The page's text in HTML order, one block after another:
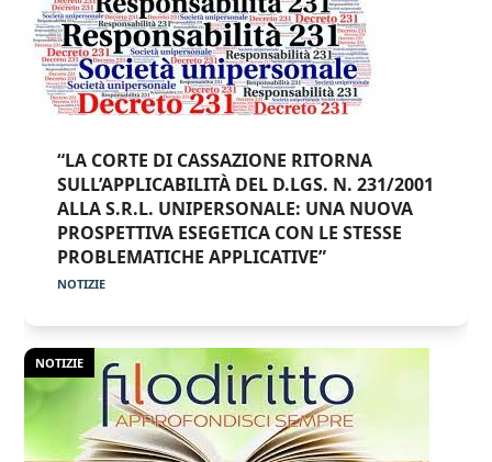
“LA CORTE DI CASSAZIONE RITORNA
SULL’APPLICABILITÀ DEL D.LGS. N. 231/2001
ALLA S.R.L. UNIPERSONALE: UNA NUOVA
PROSPETTIVA ESEGETICA CON LE STESSE
PROBLEMATICHE APPLICATIVE”
NOTIZIE
NOTIZIE